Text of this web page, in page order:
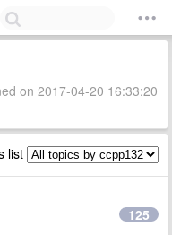
on 2017-04-20 16:33:20
list
125